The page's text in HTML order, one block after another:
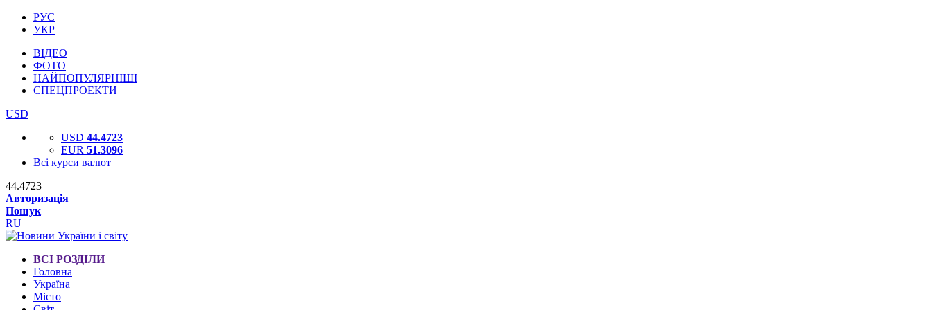
РУС
УКР
ВІДЕО
ФОТО
НАЙПОПУЛЯРНІШІ
СПЕЦПРОЕКТИ
USD
USD 44.4723
EUR 51.3096
Всі курси валют
44.4723
Авторизація
Пошук
RU
ВСІ РОЗДІЛИ
Головна
Україна
Місто